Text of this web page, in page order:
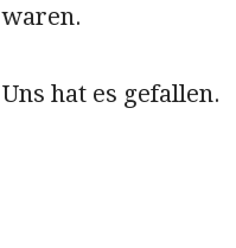
waren.
Uns hat es gefallen.